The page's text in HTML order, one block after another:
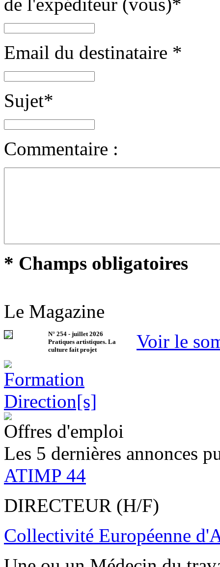
Email du destinataire *
Sujet*
Commentaire :
* Champs obligatoires
Le Magazine
N° 254 - juillet 2026
Pratiques artistiques. La
culture fait projet
Voir le
Offres d'emploi
Les 5 dernières annonces
ATIMP 44
DIRECTEUR (H/F)
Collectivité Européenne